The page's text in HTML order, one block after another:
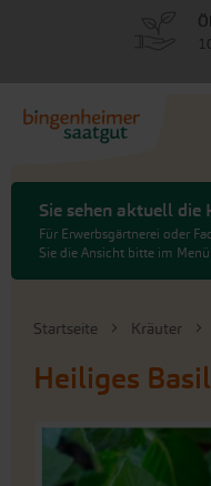
Sie sehen aktuell die
Für Erwerbsgärtnerei oder
Sie die Ansicht bitte im
Startseite Kräuter
Heiliges
An
Ende